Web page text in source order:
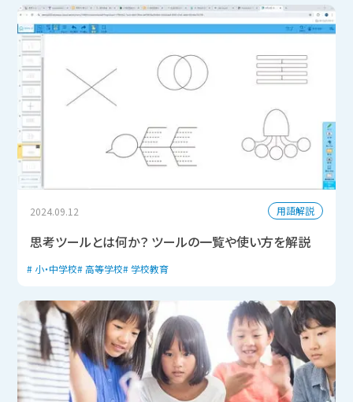
2024.09.12 用語解説
思考ツールとは何か？ ツールの一覧や使い方を解説
小・中学校 高等学校 学校教育